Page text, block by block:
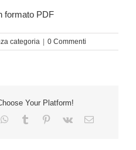
formato PDF
categoria 0 Commenti
Your Platform!
WhatsApp
Tumblr Pinterest
Vk Email